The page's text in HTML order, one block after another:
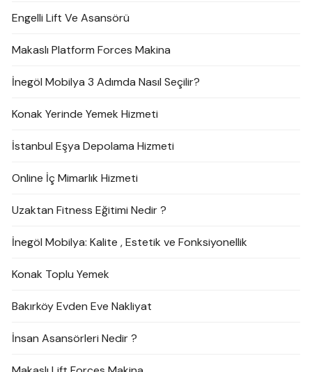
Engelli Lift Ve Asansörü
Makaslı Platform Forces Makina
İnegöl Mobilya 3 Adımda Nasıl Seçilir?
Konak Yerinde Yemek Hizmeti
İstanbul Eşya Depolama Hizmeti
Online İç Mimarlık Hizmeti
Uzaktan Fitness Eğitimi Nedir ?
İnegöl Mobilya: Kalite , Estetik ve Fonksiyonellik
Konak Toplu Yemek
Bakırköy Evden Eve Nakliyat
İnsan Asansörleri Nedir ?